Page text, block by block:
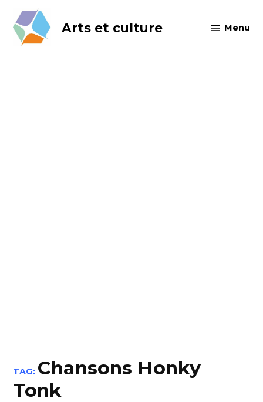
content
Arts et culture Menu
TAG: Chansons Honky
Tonk